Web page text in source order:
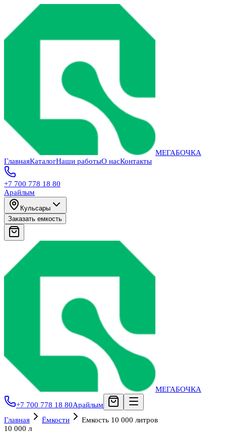
МЕГАБОЧКА
ГлавнаяКаталогНаши работыО насКонтакты
+7 700 778 18 80
Арайлым
Кульсары
Заказать емкость
МЕГАБОЧКА
+7 700 778 18 80Арайлым
Главная
Ёмкости
Емкость 10 000 литров
10 000 л